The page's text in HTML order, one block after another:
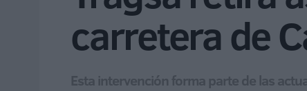
carretera de
Esta intervención forma parte de las